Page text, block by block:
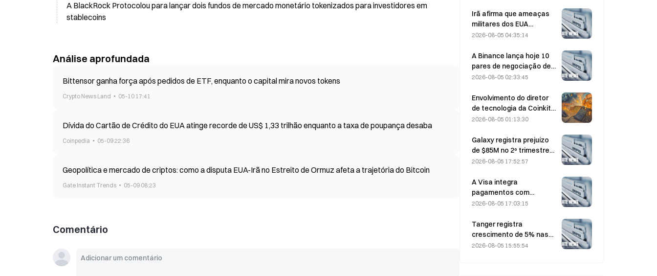
A BlackRock Protocolou para lançar dois fundos de mercado monetário tokenizados para investidores em
stablecoins
Análise aprofundada
Bittensor ganha força após pedidos de ETF, enquanto o capital mira novos tokens
Crypto News Land 05-10 17:41
Dívida do Cartão de Crédito do EUA atinge recorde de US$ 1,33 trilhão enquanto a taxa de poupança desaba
Coinpedia 05-09 22:36
Geopolítica e mercado de criptos: como a disputa EUA-Irã no Estreito de Ormuz afeta a trajetória do Bitcoin
Gate Instant Trends 05-09 08:23
Comentário
IA — e os resultados
financeiros podem validar
a tese de crescimento?
Irã afirma que ameaças
militares dos EUA
atrasam acordo com Omã
em 5 de agosto
2026-08-05 04:35:14
A Binance lança hoje 10
pares de negociação de
bStocks às 20:00 (UTC+8),
para makers.
2026-08-05 02:33:45
Envolvimento do diretor
de tecnologia da Coinkite
em incidente envolvendo
Coldcard desencadeia
quatro ondas de ataques,
com perdas de US$ 114
2026-08-05 01:13:30
Galaxy registra prejuízo
de $85M no 2º trimestre
de 2026; receita fica US$
esperado, ação cai 7,23%
2026-08-05 17:52:57
A Visa integra
pagamentos com
stablecoins à Visa Direct
com a Zero Hash
2026-08-05 17:03:15
Tanger registra
crescimento de 5% nas
vendas, impulsionado pelo
2026-08-05 15:55:54